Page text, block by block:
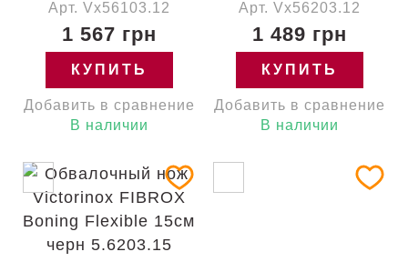
Арт. Vx56103.12
1 567 грн
КУПИТЬ
Добавить в сравнение
В наличии
Арт. Vx56203.12
1 489 грн
КУПИТЬ
Добавить в сравнение
В наличии